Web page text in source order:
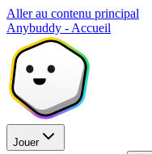
Aller au contenu principal
Anybuddy - Accueil
Jouer